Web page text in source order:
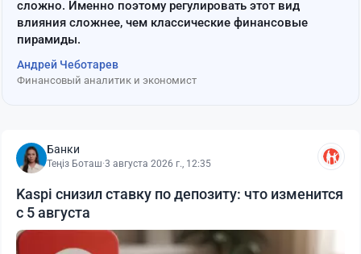
сложно. Именно поэтому регулировать этот вид
влияния сложнее, чем классические финансовые
пирамиды.
Андрей Чеботарев
Финансовый аналитик и экономист
Банки
Теңіз Боташ·3 августа 2026 г., 12:35
Kaspi снизил ставку по депозиту: что изменится
с 5 августа